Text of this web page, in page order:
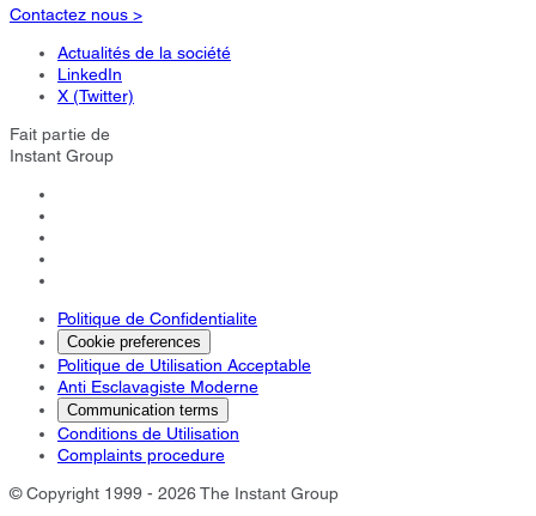
Contactez nous >
Actualités de la société
LinkedIn
X (Twitter)
Fait partie de
Instant Group
Politique de Confidentialite
Cookie preferences
Politique de Utilisation Acceptable
Anti Esclavagiste Moderne
Communication terms
Conditions de Utilisation
Complaints procedure
© Copyright 1999 - 2026 The Instant Group